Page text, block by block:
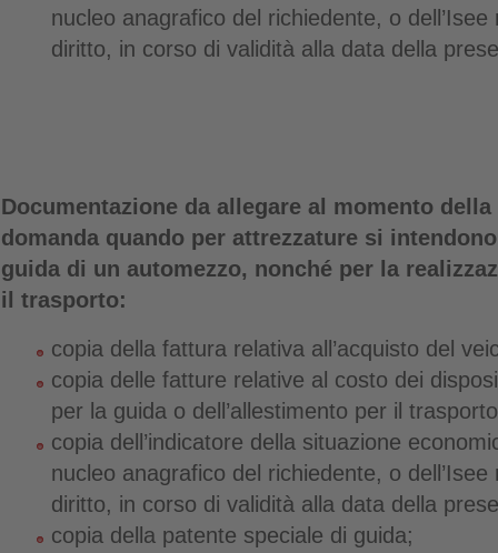
nucleo anagrafico del richiedente, o
diritto, in corso di validità alla data della
Documentazione da allegare al momento
domanda quando per attrezzature si
guida di un automezzo, nonché per la
il trasporto:
copia della fattura relativa all’acquisto del
copia delle fatture relative al costo dei
per la guida o dell’allestimento per il
copia dell’indicatore della situazione
nucleo anagrafico del richiedente, o
diritto, in corso di validità alla data della
copia della patente speciale di guida;